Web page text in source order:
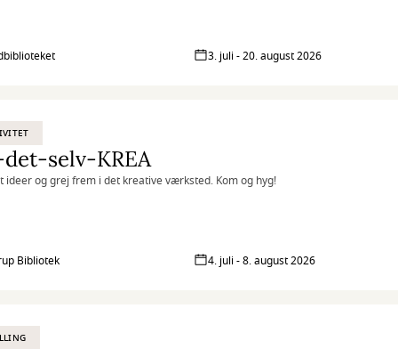
3. juli - 20. august 2026
selv-KREA
ideer og grej frem i det kreative værksted. Kom og hyg!
Bibliotek 4. juli - 8. august 2026